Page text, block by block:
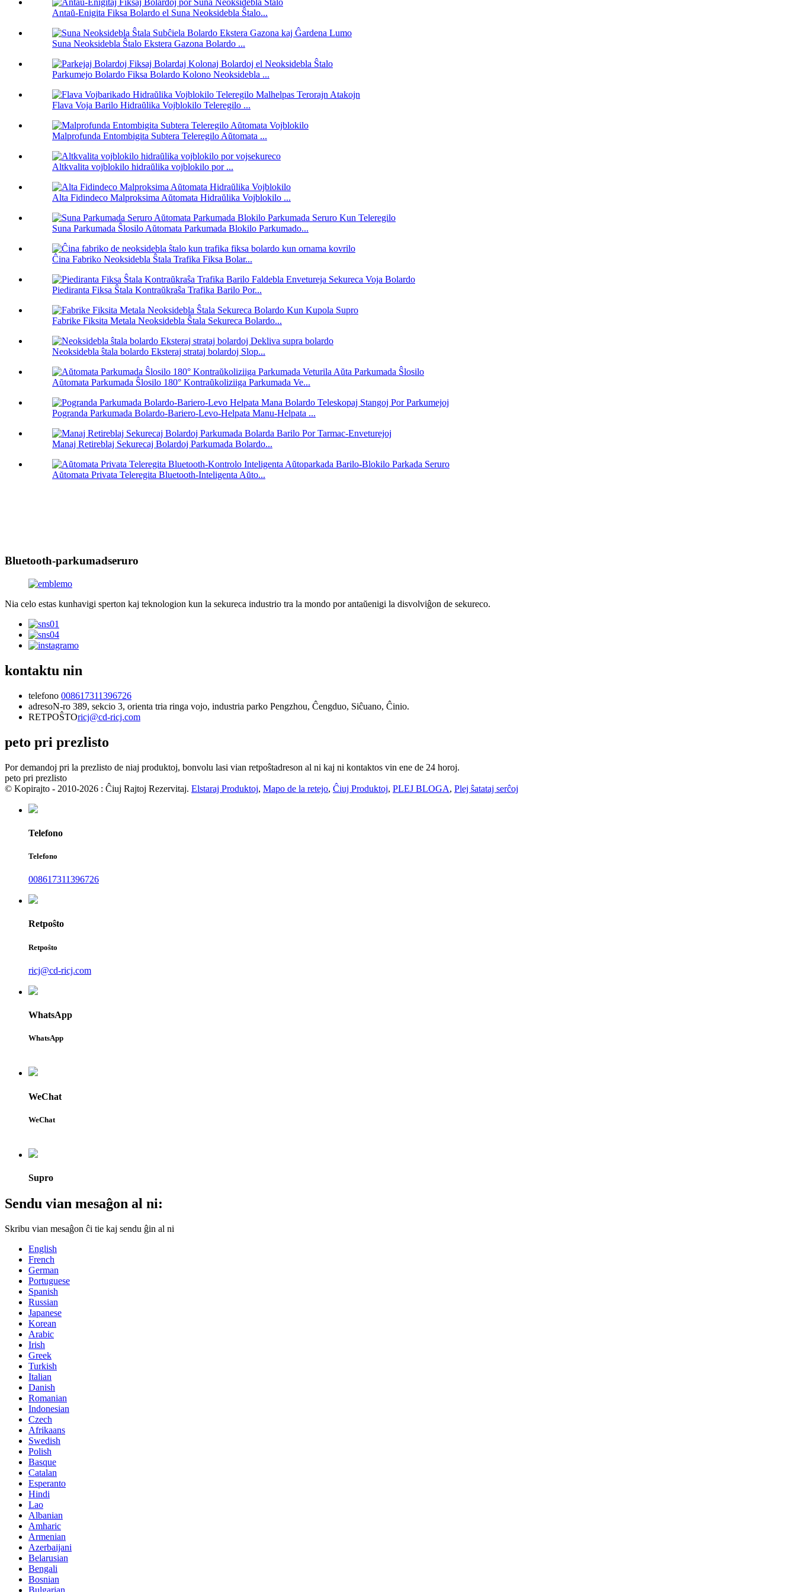
Antaŭ-Enigita Fiksa Bolardo el Suna Neoksidebla Ŝtalo...
Suna Neoksidebla Ŝtalo Ekstera Gazona Bolardo ...
Parkumejo Bolardo Fiksa Bolardo Kolono Neoksidebla ...
Flava Voja Barilo Hidraŭlika Vojblokilo Teleregilo ...
Malprofunda Entombigita Subtera Teleregilo Aŭtomata ...
Altkvalita vojblokilo hidraŭlika vojblokilo por ...
Alta Fidindeco Malproksima Aŭtomata Hidraŭlika Vojblokilo ...
Suna Parkumada Ŝlosilo Aŭtomata Parkumada Blokilo Parkumado...
Ĉina Fabriko Neoksidebla Ŝtala Trafika Fiksa Bolar...
Piediranta Fiksa Ŝtala Kontraŭkraŝa Trafika Barilo Por...
Fabrike Fiksita Metala Neoksidebla Ŝtala Sekureca Bolardo...
Neoksidebla ŝtala bolardo Eksteraj strataj bolardoj Slop...
Aŭtomata Parkumada Ŝlosilo 180° Kontraŭkoliziiga Parkumada Ve...
Pogranda Parkumada Bolardo-Bariero-Levo-Helpata Manu-Helpata ...
Manaj Retireblaj Sekurecaj Bolardoj Parkumada Bolardo...
Aŭtomata Privata Teleregita Bluetooth-Inteligenta Aŭto...
Bluetooth-parkumadseruro
Nia celo estas kunhavigi sperton kaj teknologion kun la sekureca industrio tra la mondo por antaŭenigi la disvolviĝon de sekureco.
kontaktu nin
telefono 008617311396726
adresoN-ro 389, sekcio 3, orienta tria ringa vojo, industria parko Pengzhou, Ĉengduo, Siĉuano, Ĉinio.
RETPOŜTOricj@cd-ricj.com
peto pri prezlisto
Por demandoj pri la prezlisto de niaj produktoj, bonvolu lasi vian retpoŝtadreson al ni kaj ni kontaktos vin ene de 24 horoj.
peto pri prezlisto
© Kopirajto - 2010-2026 : Ĉiuj Rajtoj Rezervitaj. Elstaraj Produktoj, Mapo de la retejo, Ĉiuj Produktoj, PLEJ BLOGA, Plej ŝatataj serĉoj
Telefono
Telefono
008617311396726
Retpoŝto
Retpoŝto
ricj@cd-ricj.com
WhatsApp
WhatsApp
WeChat
WeChat
Supro
Sendu vian mesaĝon al ni:
Skribu vian mesaĝon ĉi tie kaj sendu ĝin al ni
English
French
German
Portuguese
Spanish
Russian
Japanese
Korean
Arabic
Irish
Greek
Turkish
Italian
Danish
Romanian
Indonesian
Czech
Afrikaans
Swedish
Polish
Basque
Catalan
Esperanto
Hindi
Lao
Albanian
Amharic
Armenian
Azerbaijani
Belarusian
Bengali
Bosnian